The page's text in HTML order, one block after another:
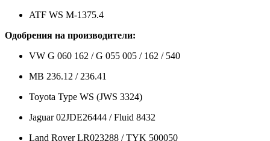
ATF WS M-1375.4
Одобрения на производители:
VW G 060 162 / G 055 005 / 162 / 540
MB 236.12 / 236.41
Toyota Type WS (JWS 3324)
Jaguar 02JDE26444 / Fluid 8432
Land Rover LR023288 / TYK 500050